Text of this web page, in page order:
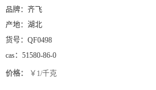
品牌： 齐飞
产地： 湖北
货号： QF0498
cas： 51580-86-0
价格： ￥1/千克